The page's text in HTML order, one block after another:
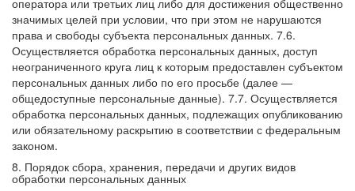
значимых целей при условии, что при этом не нарушаются
права и свободы субъекта персональных данных. 7.6.
Осуществляется обработка персональных данных, доступ
неограниченного круга лиц к которым предоставлен субъектом
персональных данных либо по его просьбе (далее —
общедоступные персональные данные). 7.7. Осуществляется
обработка персональных данных, подлежащих опубликованию
или обязательному раскрытию в соответствии с федеральным
законом.
8. Порядок сбора, хранения, передачи и других видов
обработки персональных данных